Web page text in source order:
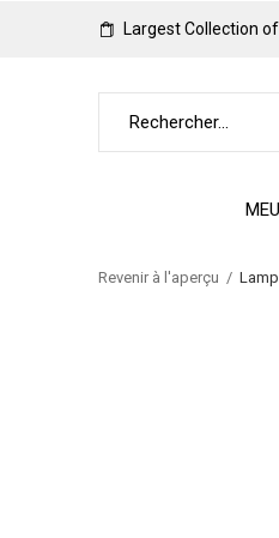
Largest Collection
Revenir à l'aperçu